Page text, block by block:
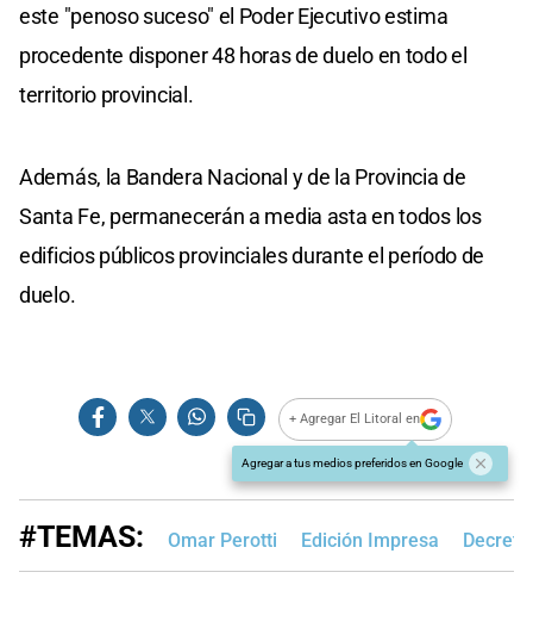
este "penoso suceso" el Poder Ejecutivo estima
procedente disponer 48 horas de duelo en todo el
territorio provincial.
Además, la Bandera Nacional y de la Provincia de
Santa Fe, permanecerán a media asta en todos los
edificios públicos provinciales durante el período de
duelo.
+ Agregar El Litoral en
Agregar a tus medios preferidos en Google
#TEMAS: Omar Perotti Edición Impresa Decreto